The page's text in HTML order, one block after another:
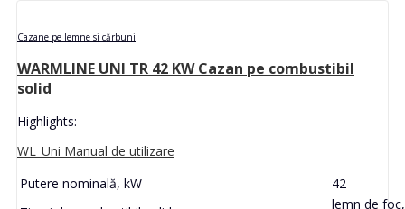
Cazane pe lemne si cărbuni
WARMLINE UNI TR 42 KW Cazan pe combustibil
solid
Highlights:
WL_Uni Manual de utilizare
Putere nominală, kW
42
lemn de